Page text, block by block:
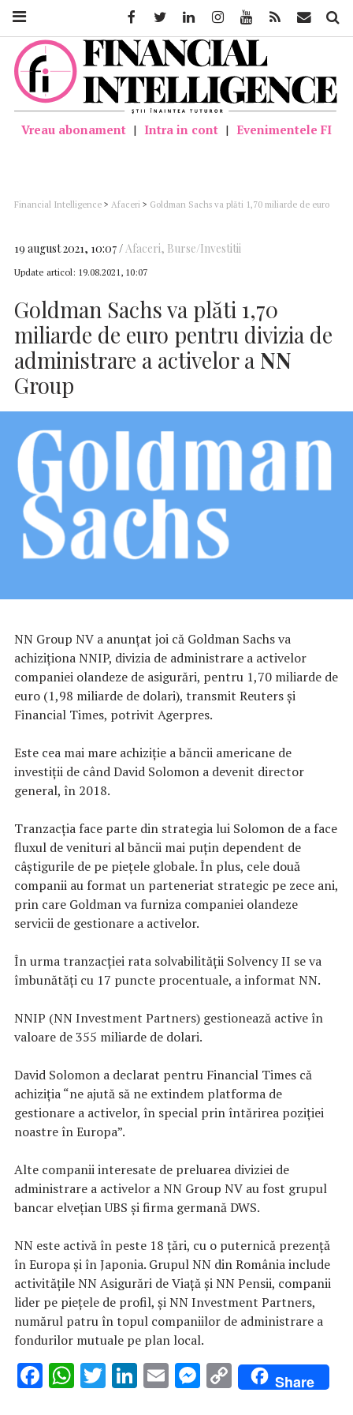
Vreau abonament | Intra in cont | Evenimentele FI
Financial Intelligence > Afaceri > Goldman Sachs va plăti 1,70 miliarde de euro
19 august 2021, 10:07 Afaceri, Burse/Investitii
Update articol: 19.08.2021, 10:07
Goldman Sachs va plăti 1,70
miliarde de euro pentru divizia de
administrare a activelor aNN
Group
NN Group NV a anunţat joi că Goldman Sachs va
achiziţiona NNIP, divizia de administrare a activelor
companiei olandeze de asigurări, pentru 1,70 miliarde de
euro (1,98 miliarde de dolari), transmit Reuters şi
Financial Times, potrivit Agerpres.
Este cea mai mare achiziţie a băncii americane de
investiţii de când David Solomon a devenit director
general, în 2018.
Tranzacţia face parte din strategia lui Solomon de a face
fluxul de venituri al băncii mai puţin dependent de
câştigurile de pe pieţele globale. În plus, cele două
companii au format un parteneriat strategic pe zece ani,
prin care Goldman va furniza companiei olandeze
servicii de gestionare a activelor.
În urma tranzacţiei rata solvabilităţii Solvency II se va
îmbunătăţi cu 17 puncte procentuale, a informat NN.
NNIP (NN Investment Partners) gestionează active în
valoare de 355 miliarde de dolari.
David Solomon a declarat pentru Financial Times că
achiziţia “ne ajută să ne extindem platforma de
gestionare a activelor, în special prin întărirea poziţiei
noastre în Europa”.
Alte companii interesate de preluarea diviziei de
administrare a activelor a NN Group NV au fost grupul
bancar elveţian UBS şi firma germană DWS.
NN este activă în peste 18 ţări, cu o puternică prezenţă
în Europa şi în Japonia. Grupul NN din România include
activităţile NN Asigurări de Viaţă şi NN Pensii, companii
lider pe pieţele de profil, şi NN Investment Partners,
numărul patru în topul companiilor de administrare a
fondurilor mutuale pe plan local.
F W T Li E M C
o
Share
FacebookTwitter LinkedinInstagramYoutube Feed Mail